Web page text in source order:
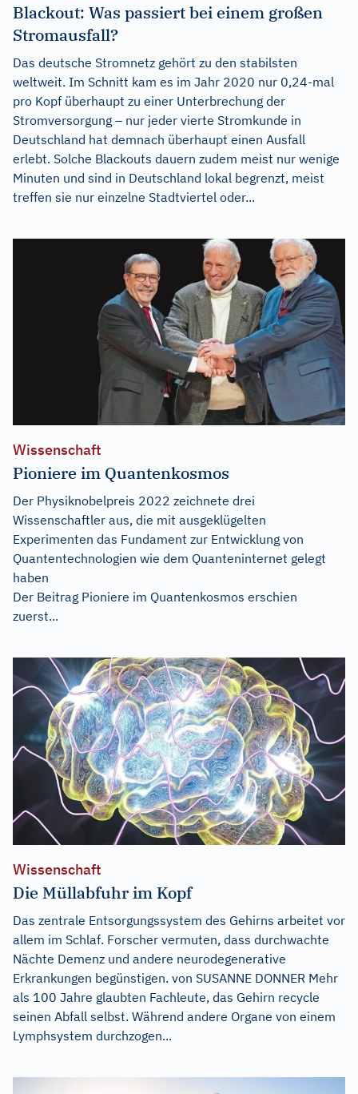
Blackout: Was passiert bei einem großen
Stromausfall?
Das deutsche Stromnetz gehört zu den stabilsten
weltweit. Im Schnitt kam es im Jahr 2020 nur 0,24-mal
pro Kopf überhaupt zu einer Unterbrechung der
Stromversorgung – nur jeder vierte Stromkunde in
Deutschland hat demnach überhaupt einen Ausfall
erlebt. Solche Blackouts dauern zudem meist nur wenige
Minuten und sind in Deutschland lokal begrenzt, meist
treffen sie nur einzelne Stadtviertel oder...
Wissenschaft
Pioniere im Quantenkosmos
Der Physiknobelpreis 2022 zeichnete drei
Wissenschaftler aus, die mit ausgeklügelten
Experimenten das Fundament zur Entwicklung von
Quantentechnologien wie dem Quanteninternet gelegt
haben
Der Beitrag Pioniere im Quantenkosmos erschien
zuerst...
Wissenschaft
Die Müllabfuhr im Kopf
Das zentrale Entsorgungssystem des Gehirns arbeitet vor
allem im Schlaf. Forscher vermuten, dass durchwachte
Nächte Demenz und andere neurodegenerative
Erkrankungen begünstigen. von SUSANNE DONNER Mehr
als 100 Jahre glaubten Fachleute, das Gehirn recycle
seinen Abfall selbst. Während andere Organe von einem
Lymphsystem durchzogen...